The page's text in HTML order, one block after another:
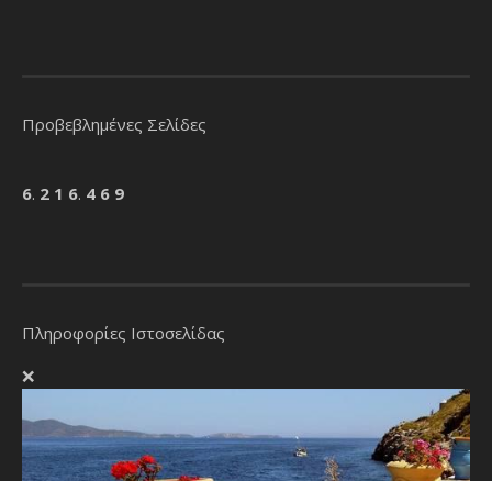
Προβεβλημένες Σελίδες
6. 2 1 6. 4 6 9
Πληροφορίες Ιστοσελίδας
❌